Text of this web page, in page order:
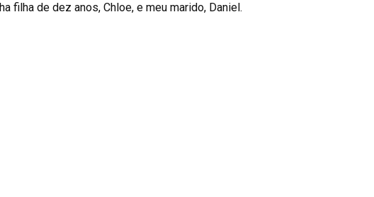
filha de dez anos, Chloe, e meu marido, Daniel.